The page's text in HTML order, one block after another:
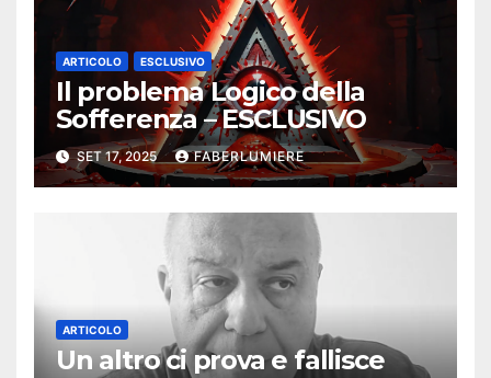
ARTICOLO ESCLUSIVO
Il problema Logico della
Sofferenza – ESCLUSIVO
SET 17, 2025 FABERLUMIERE
ARTICOLO
Un altro ci prova e fallisce